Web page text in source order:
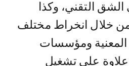
التقني، وكذا
من خلال انخراط مختلف
المعنية ومؤسسات
علاوة على تشغيل